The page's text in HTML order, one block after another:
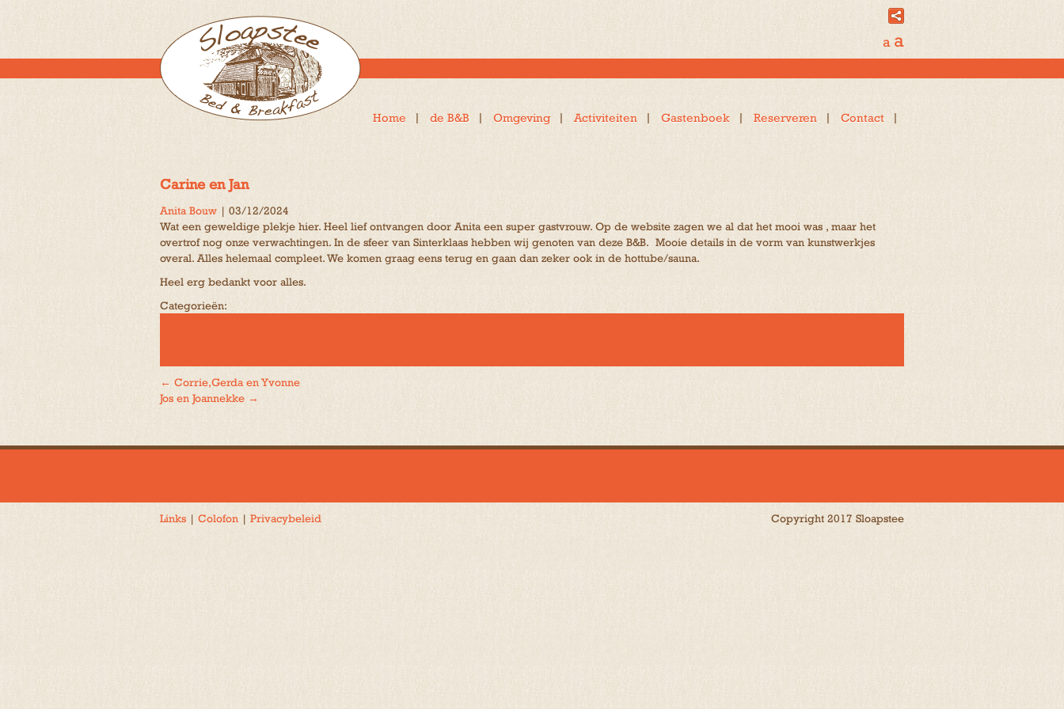
a a
Home de B&B Omgeving Activiteiten Gastenboek Reserveren Contact
Carine en Jan
Anita Bouw | 03/12/2024
Wat een geweldige plekje hier. Heel lief ontvangen door Anita een super gastvrouw. Op de website zagen we al dat het mooi was , maar het
overtrof nog onze verwachtingen. In de sfeer van Sinterklaas hebben wij genoten van deze B&B. Mooie details in de vorm van kunstwerkjes
overal. Alles helemaal compleet. We komen graag eens terug en gaan dan zeker ook in de hottube/sauna.
Heel erg bedankt voor alles.
Categorieën:
Bericht
← Corrie,Gerda en Yvonne
Jos en Joannekke →
Links | Colofon | Privacybeleid Copyright 2017 Sloapstee